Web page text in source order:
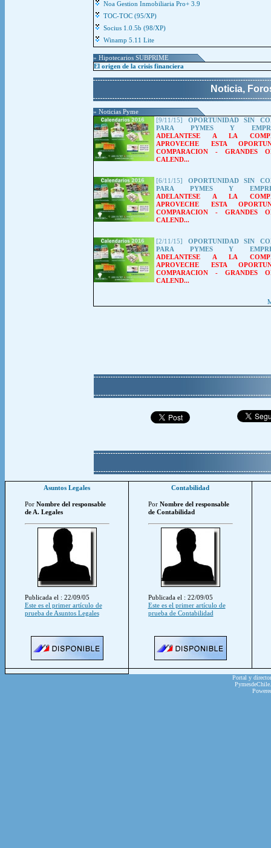
Noa Gestion Inmobiliaria Pro+ 3.9
TOC-TOC (95/XP)
Socius 1.0.5b (98/XP)
Winamp 5.11 Lite
» Hipotecarios SUBPRIME
El origen de la crisis financiera
Noticia,
» Noticias Pyme
[9/11/15]
OPORTUNIDAD SIN
PARA PYMES Y
ADELANTESE A LA
APROVECHE ESTA
COMPARACION - GRANDES
CALEND...
[6/11/15]
OPORTUNIDAD SIN
PARA PYMES Y
ADELANTESE A LA
APROVECHE ESTA
COMPARACION - GRANDES
CALEND...
[2/11/15]
OPORTUNIDAD SIN
PARA PYMES Y
ADELANTESE A LA
APROVECHE ESTA
COMPARACION - GRANDES
CALEND...
Asuntos Legales
Por Nombre del responsable
de A. Legales
Publicada el : 22/09/05
Este es el primer artículo de
prueba de Asuntos Legales
Contabilidad
Por Nombre del responsable
de Contabilidad
Publicada el : 22/09/05
Este es el primer artículo de
prueba de Contabilidad
Portal y